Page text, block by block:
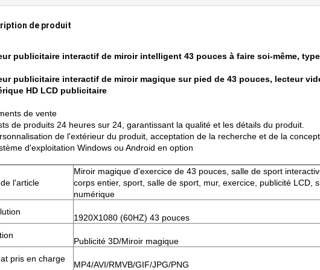
de produit
publicitaire interactif de miroir intelligent 43 pouces à faire soi-même,
publicitaire interactif de miroir magique sur pied de 43 pouces, lecteur
HD LCD publicitaire
de vente
de produits 24 heures sur 24, garantissant la qualité et les détails du produit.
de l'extérieur du produit, acceptation de la recherche et de la
d'exploitation Windows ou Android en option
l'article
Miroir magique d'exercice de 43 pouces, salle de sport
corps entier, sport, salle de sport, mur, exercice, publicité LCD,
numérique
1920X1080 (60HZ) 43 pouces
Publicité 3D/Miroir magique
pris en charge
MP4/AVI/RMVB/GIF/JPG/PNG